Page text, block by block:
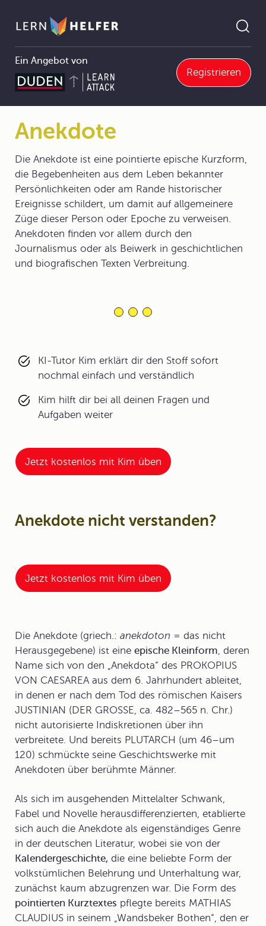
Ein Angebot von
Registrieren
Pfadnavigation
Deutsch Abitur 3 Literaturgattungen 3.2.3 Die epischen Genres Anekdote
Anekdote
Die Anekdote ist eine pointierte epische Kurzform,
die Begebenheiten aus dem Leben bekannter
Persönlichkeiten oder am Rande historischer
Ereignisse schildert, um damit auf allgemeinere
Züge dieser Person oder Epoche zu verweisen.
Anekdoten finden vor allem durch den
Journalismus oder als Beiwerk in geschichtlichen
und biografischen Texten Verbreitung.
KI-Tutor Kim erklärt dir den Stoff sofort
nochmal einfach und verständlich
Kim hilft dir bei all deinen Fragen und
Aufgaben weiter
Jetzt kostenlos mit Kim üben
Anekdote nicht verstanden?
Jetzt kostenlos mit Kim üben
Die Anekdote (griech.: anekdoton = das nicht
Herausgegebene) ist eine epische Kleinform, deren
Name sich von den „Anekdota“ des PROKOPIUS
VON CAESAREA aus dem 6. Jahrhundert ableitet,
in denen er nach dem Tod des römischen Kaisers
JUSTINIAN (DER GROSSE, ca. 482–565 n. Chr.)
nicht autorisierte Indiskretionen über ihn
verbreitete. Und bereits PLUTARCH (um 46–um
120) schmückte seine Geschichtswerke mit
Anekdoten über berühmte Männer.
Als sich im ausgehenden Mittelalter Schwank,
Fabel und Novelle herausdifferenzierten, etablierte
sich auch die Anekdote als eigenständiges Genre
in der deutschen Literatur, wobei sie von der
Kalendergeschichte, die eine beliebte Form der
volkstümlichen Belehrung und Unterhaltung war,
zunächst kaum abzugrenzen war. Die Form des
pointierten Kurztextes pflegte bereits MATHIAS
CLAUDIUS in seinem „Wandsbeker Bothen“, den er